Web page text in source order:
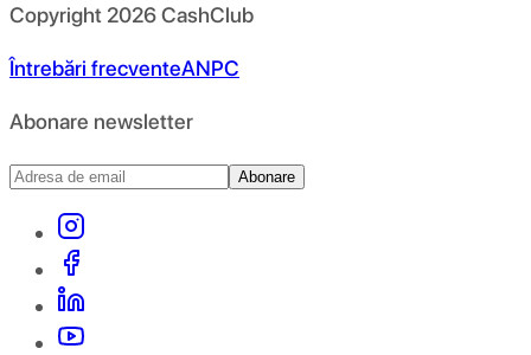
Copyright 2026CashClub
Întrebări frecventeANPC
Abonare newsletter
Abonare